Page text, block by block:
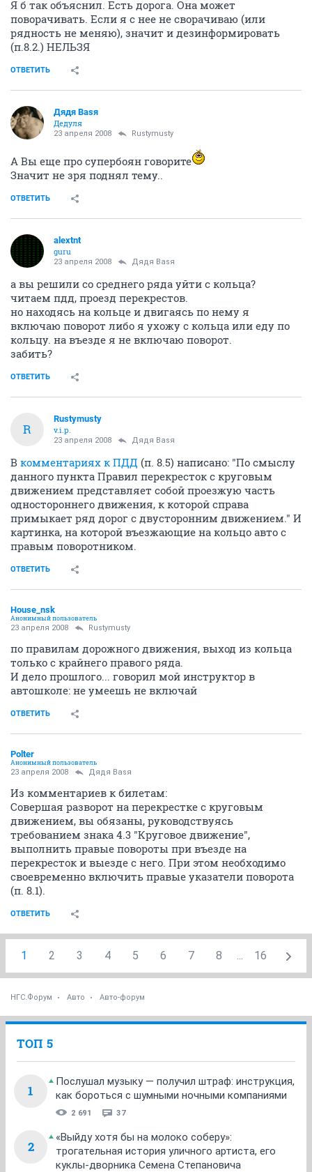
Я б так объяснил. Есть дорога. Она может
поворачивать. Если я с нее не сворачиваю (или
рядность не меняю), значит и дезинформировать
(п.8.2.) НЕЛЬЗЯ
ОТВЕТИТЬ
Дядя Ваsя
Дедуля
23 апреля 2008 Rustymusty
А Вы еще про супербоян говорите
Значит не зря поднял тему..
ОТВЕТИТЬ
alextnt
guru
23 апреля 2008 Дядя Ваsя
а вы решили со среднего ряда уйти с кольца?
читаем пдд, проезд перекрестов.
но находясь на кольце и двигаясь по нему я
включаю поворот либо я ухожу с кольца или еду по
кольцу. на въезде я не включаю поворот.
забить?
ОТВЕТИТЬ
R
Rustymusty
v.i.p.
23 апреля 2008 Дядя Ваsя
В комментариях к ПДД (п. 8.5) написано: "По смыслу
данного пункта Правил перекресток с круговым
движением представляет собой проезжую часть
одностороннего движения, к которой справа
примыкает ряд дорог с двусторонним движением." И
картинка, на которой въезжающие на кольцо авто с
правым поворотником.
ОТВЕТИТЬ
House_nsk
Анонимный пользователь
23 апреля 2008 Rustymusty
по правилам дорожного движения, выход из кольца
только с крайнего правого ряда.
И дело прошлого... говорил мой инструктор в
автошколе: не умеешь не включай
ОТВЕТИТЬ
Polter
Анонимный пользователь
23 апреля 2008 Дядя Ваsя
Из комментариев к билетам:
Совершая разворот на перекрестке с круговым
движением, вы обязаны, руководствуясь
требованием знака 4.3 "Круговое движение",
выполнить правые повороты при въезде на
перекресток и выезде с него. При этом необходимо
своевременно включить правые указатели поворота
(п. 8.1).
ОТВЕТИТЬ
1 2 3 4 5 6 7 8 ... 16
НГС.Форум Авто Авто-форум
ТОП 5
1
Послушал музыку — получил штраф: инструкция,
как бороться с шумными ночными компаниями
2 691 37
2
«Выйду хотя бы на молоко соберу»:
трогательная история уличного артиста, его
куклы-дворника Семена Степановича